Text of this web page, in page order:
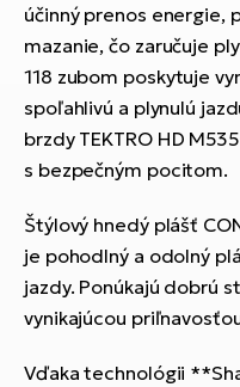
účinný prenos energie,
mazanie, čo zaručuje
118 zubom poskytuje
spoľahlivú a plynulú
brzdy TEKTRO HD
s bezpečným pocitom.
Štýlový hnedý plášť
je pohodlný a odolný
jazdy. Ponúkajú dobrú
vynikajúcou
Vďaka technológii